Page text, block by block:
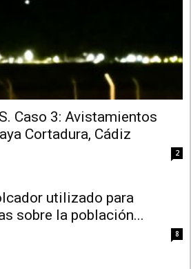
Caso 3: Avistamientos
Cortadura, Cádiz
2
utilizado para
sobre la población...
8